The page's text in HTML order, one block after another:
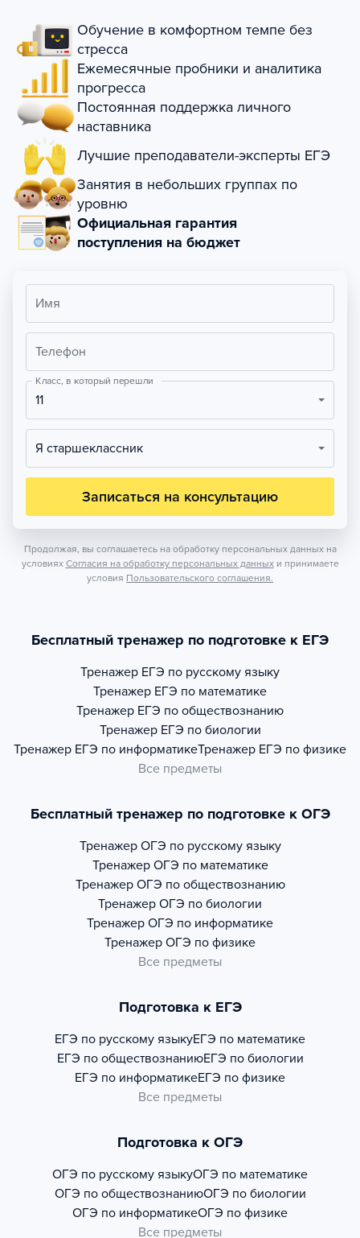
Обучение в комфортном темпе без
стресса
Ежемесячные пробники и аналитика
прогресса
Постоянная поддержка личного
наставника
Лучшие преподаватели-эксперты ЕГЭ
Занятия в небольших группах по
уровню
Официальная гарантия
поступления на бюджет
Имя
Телефон
Класс, в который перешли
11
Я старшеклассник
Записаться на консультацию
Продолжая, вы соглашаетесь на обработку персональных данных на
условиях Согласия на обработку персональных данных и принимаете
условия Пользовательского соглашения.
Бесплатный тренажер по подготовке к ЕГЭ
Тренажер ЕГЭ по русскому языку
Тренажер ЕГЭ по математике
Тренажер ЕГЭ по обществознанию
Тренажер ЕГЭ по биологии
Тренажер ЕГЭ по информатикеТренажер ЕГЭ по физике
Все предметы
Бесплатный тренажер по подготовке к ОГЭ
Тренажер ОГЭ по русскому языку
Тренажер ОГЭ по математике
Тренажер ОГЭ по обществознанию
Тренажер ОГЭ по биологии
Тренажер ОГЭ по информатике
Тренажер ОГЭ по физике
Все предметы
Подготовка к ЕГЭ
ЕГЭ по русскому языкуЕГЭ по математике
ЕГЭ по обществознаниюЕГЭ по биологии
ЕГЭ по информатикеЕГЭ по физике
Все предметы
Подготовка к ОГЭ
ОГЭ по русскому языкуОГЭ по математике
ОГЭ по обществознаниюОГЭ по биологии
ОГЭ по информатикеОГЭ по физике
Все предметы